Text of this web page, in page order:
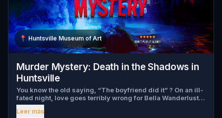
📍 Huntsville Museum of Art
Murder Mystery: Death in the Shadows in
Huntsville
You know the old saying, “The boyfriend did it” ? On an ill-
fated night, love goes terribly wrong for Bella Wanderlust
and Walter Bridges . Bella, a famous travel blogger, was
found dead during a ghost tour led by the theatrical Percy
Leer más